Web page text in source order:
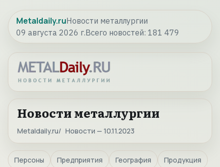
Metaldaily.ruНовости металлургии
09 августа 2026 г.Всего новостей: 181 479
Новости металлургии
Metaldaily.ru Новости — 10.11.2023
Персоны Предприятия География Продукция